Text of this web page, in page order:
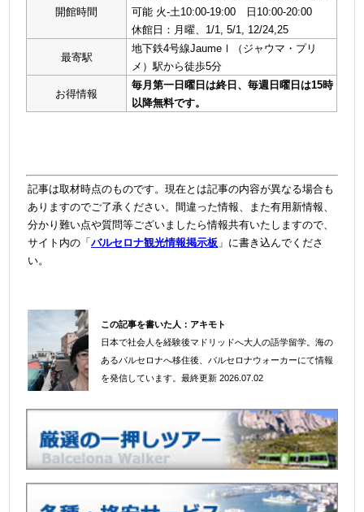
開館時間
可能 火-土10:00-19:00 日10:00-20:00
休館日：月曜、1/1, 5/1, 12/24,25
最寄駅
地下鉄4号線JaumeⅠ（ジャウマ・プリ
メ）駅から徒歩5分
お得情報
毎月第一日曜日は終日、毎週日曜日は15時
以降無料です。
記事は取材時点のものです。現在とは記事の内容が異なる場合も
ありますのでご了承ください。間違った情報、また有用新情報、
分かり難い点や質問等ございましたら情報共有いたしますので、
サイト内の「バルセロナ観光情報掲示板 」に書き込んでくださ
い。
この記事を書いた人： アキモト
日本で社会人を経験後マドリッドへ大人の語学留学。海の
あるバルセロナへ移住後、バルセロナウォーカーにて情報
を発信しています。最終更新 2026.07.02